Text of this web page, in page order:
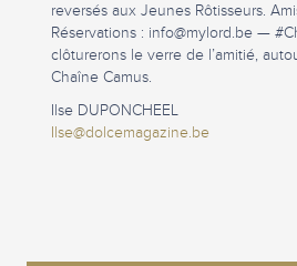
reversés aux Jeunes Rôtisseurs.
Réservations : info@mylord.be —
clôturerons le verre de l’amitié,
Chaîne Camus.
Ilse DUPONCHEEL
Ilse@dolcemagazine.be